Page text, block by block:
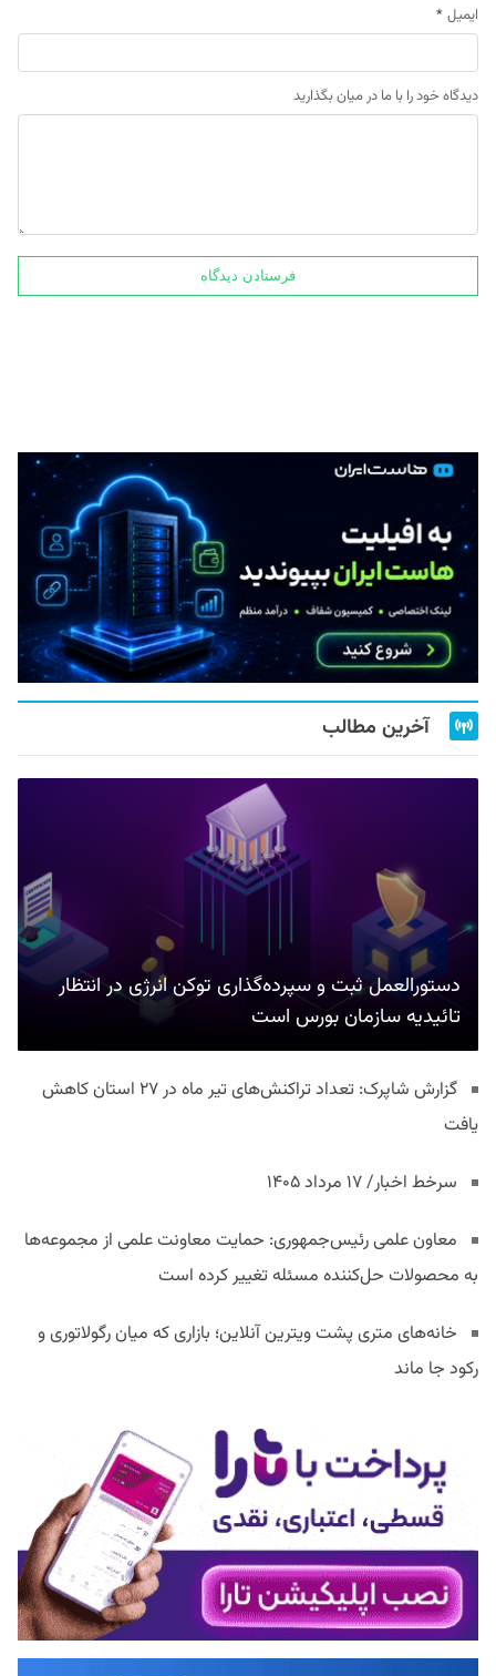
ایمیل *
دیدگاه خود را با ما در میان بگذارید
آخرین مطالب
دستورالعمل ثبت و سپرده‌گذاری توکن انرژی در انتظار
تائیدیه سازمان بورس است
گزارش شاپرک: تعداد تراکنش‌های تیر ماه در ۲۷ استان‌ کاهش
یافت
سرخط اخبار/ ۱۷ مرداد ۱۴۰۵
معاون علمی رئیس‌جمهوری: حمایت معاونت علمی از مجموعه‌ها
به محصولات حل‌کننده مسئله تغییر کرده است
خانه‌های متری پشت ویترین آنلاین؛ بازاری که میان رگولاتوری و
رکود جا ماند